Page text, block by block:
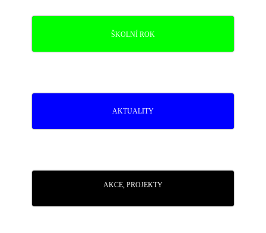
ŠKOLNÍ ROK
AKTUALITY
AKCE, PROJEKTY